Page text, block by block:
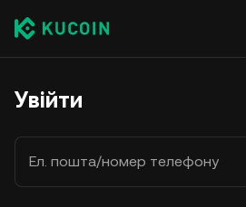
Увійти
Ел. пошта/номер телефону